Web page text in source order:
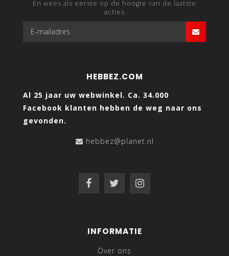
En wees als eerste op de hoogte van de laatste
acties
HEBBEZ.COM
Al 25 jaar uw webwinkel. Ca. 34.000
Facebook klanten hebben de weg naar ons
gevonden.
hebbez@planet.nl
INFORMATIE
Over ons